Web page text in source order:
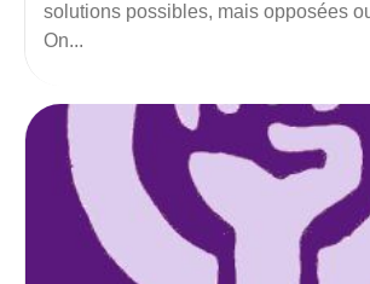
solutions possibles, mais opposées
On...